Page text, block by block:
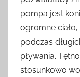
pompa jest
ogromne
podczas
pływania.
stosunkowo